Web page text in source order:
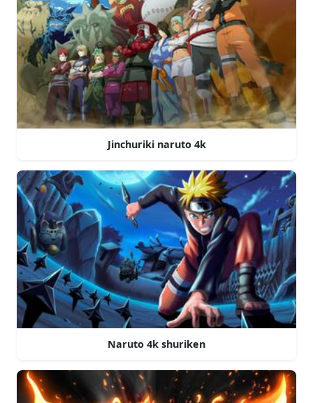
Jinchuriki naruto 4k
Naruto 4k shuriken